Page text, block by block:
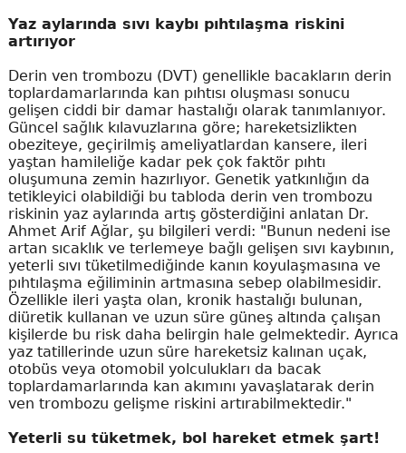
Yaz aylarında sıvı kaybı pıhtılaşma riskini
artırıyor
Derin ven trombozu (DVT) genellikle bacakların derin
toplardamarlarında kan pıhtısı oluşması sonucu
gelişen ciddi bir damar hastalığı olarak tanımlanıyor.
Güncel sağlık kılavuzlarına göre; hareketsizlikten
obeziteye, geçirilmiş ameliyatlardan kansere, ileri
yaştan hamileliğe kadar pek çok faktör pıhtı
oluşumuna zemin hazırlıyor. Genetik yatkınlığın da
tetikleyici olabildiği bu tabloda derin ven trombozu
riskinin yaz aylarında artış gösterdiğini anlatan Dr.
Ahmet Arif Ağlar, şu bilgileri verdi: "Bunun nedeni ise
artan sıcaklık ve terlemeye bağlı gelişen sıvı kaybının,
yeterli sıvı tüketilmediğinde kanın koyulaşmasına ve
pıhtılaşma eğiliminin artmasına sebep olabilmesidir.
Özellikle ileri yaşta olan, kronik hastalığı bulunan,
diüretik kullanan ve uzun süre güneş altında çalışan
kişilerde bu risk daha belirgin hale gelmektedir. Ayrıca
yaz tatillerinde uzun süre hareketsiz kalınan uçak,
otobüs veya otomobil yolculukları da bacak
toplardamarlarında kan akımını yavaşlatarak derin
ven trombozu gelişme riskini artırabilmektedir."
Yeterli su tüketmek, bol hareket etmek şart!